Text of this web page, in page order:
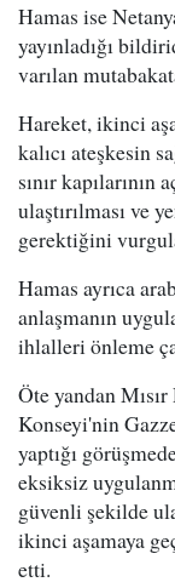
Hamas ise
yayınladığı
varılan
Hareket, ikinci
kalıcı ateşkesin
sınır
ulaştırılması ve
gerektiğini
Hamas ayrıca
anlaşmanın
ihlalleri önleme
Öte yandan
Konseyi'nin
yaptığı
eksiksiz
güvenli şekilde
ikinci aşamaya
etti.